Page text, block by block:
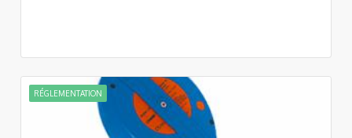
RÉGLEMENTATION